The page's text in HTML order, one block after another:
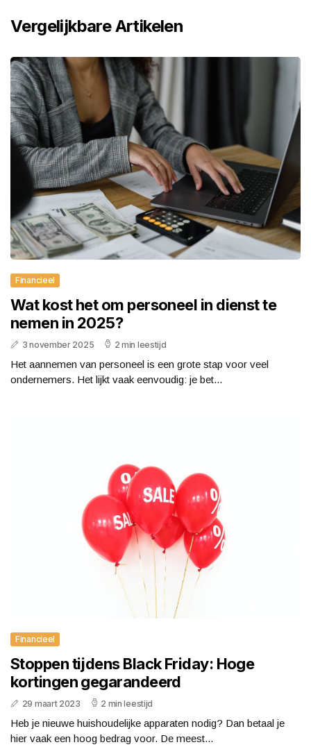
Vergelijkbare Artikelen
Financieel
Wat kost het om personeel in dienst te
nemen in 2025?
3 november 2025 2 min leestijd
Het aannemen van personeel is een grote stap voor veel
ondernemers. Het lijkt vaak eenvoudig: je bet...
Financieel
Stoppen tijdens Black Friday: Hoge
kortingen gegarandeerd
29 maart 2023 2 min leestijd
Heb je nieuwe huishoudelijke apparaten nodig? Dan betaal je
hier vaak een hoog bedrag voor. De meest...